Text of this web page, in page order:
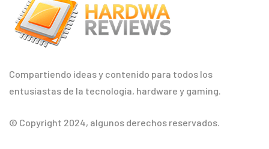
Compartiendo ideas y contenido para todos los
entusiastas de la tecnología, hardware y gaming.
© Copyright 2024, algunos derechos reservados.